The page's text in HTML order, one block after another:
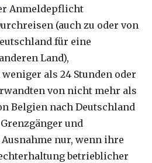
Anmeldepflicht
(auch zu oder von
für eine
Land),
als 24 Stunden oder
von nicht mehr als
Belgien nach Deutschland
und
nur, wenn ihre
betrieblicher